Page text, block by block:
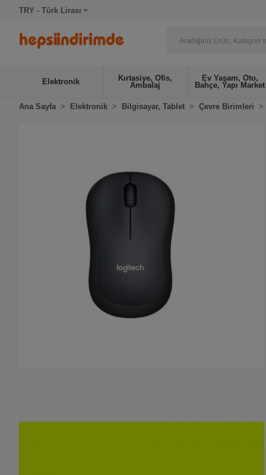
TRY - Türk Lirası
Elektronik
Kırtasiye, Ofis,
Ambalaj
Ev Yaşam, Oto,
Bahçe, Yapı Market
Ana Sayfa Elektronik Bilgisayar, Tablet Çevre Birimleri